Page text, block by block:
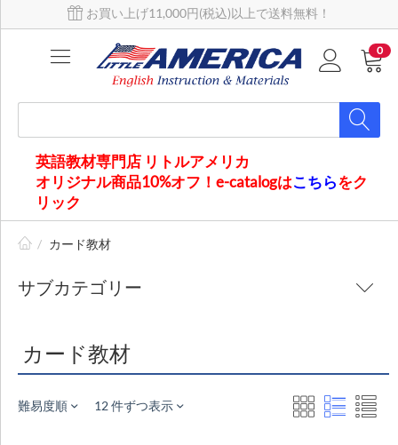
お買い上げ11,000円(税込)以上で送料無料！
英語教材専門店 リトルアメリカ
オリジナル商品10%オフ！e-catalogはこちらをク
リック
0
/ カード教材​
サブカテゴリー
カード教材​
難易度順 12 件ずつ表示